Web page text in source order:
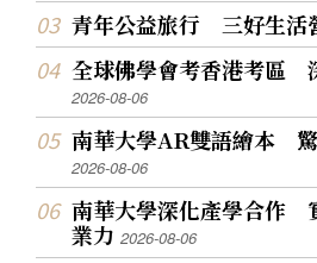
青年公益旅行 三好生活
全球佛學會考香港考區
2026-08-06
南華大學AR雙語繪本
2026-08-06
南華大學深化產學合作
業力2026-08-06